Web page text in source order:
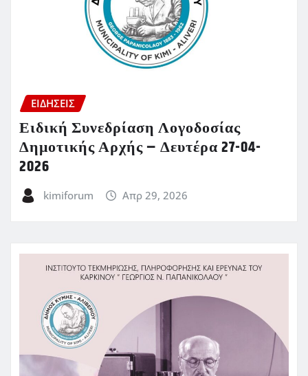
ΕΙΔΗΣΕΙΣ
Ειδική Συνεδρίαση Λογοδοσίας
Δημοτικής Αρχής – Δευτέρα 27-04-
2026
kimiforum Απρ 29, 2026